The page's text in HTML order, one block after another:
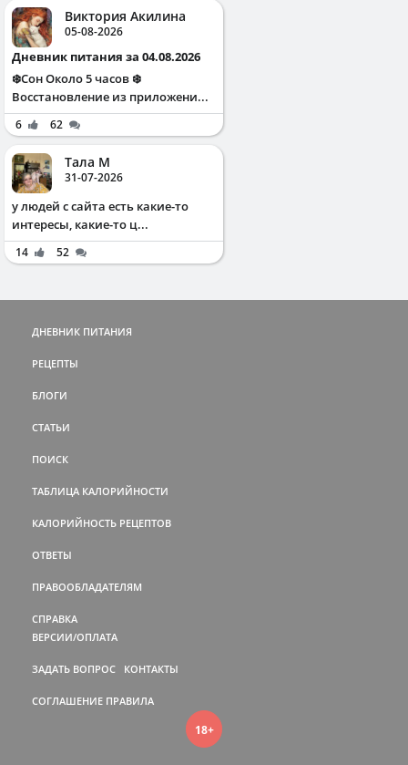
Виктория Акилина
05-08-2026
Дневник питания за 04.08.2026
❄️Сон Около 5 часов ❄️
Восстановление из приложени...
6 62
Тала М
31-07-2026
у людей с сайта есть какие-то
интересы, какие-то ц...
14 52
ДНЕВНИК ПИТАНИЯ
РЕЦЕПТЫ
БЛОГИ
СТАТЬИ
ПОИСК
ТАБЛИЦА КАЛОРИЙНОСТИ
КАЛОРИЙНОСТЬ РЕЦЕПТОВ
ОТВЕТЫ
ПРАВООБЛАДАТЕЛЯМ
СПРАВКА
ВЕРСИИ/ОПЛАТА
ЗАДАТЬ ВОПРОС КОНТАКТЫ
СОГЛАШЕНИЕ ПРАВИЛА
18+